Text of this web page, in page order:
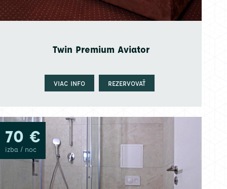
Twin Premium Aviator
VIAC INFO REZERVOVAŤ
70 €
izba / noc